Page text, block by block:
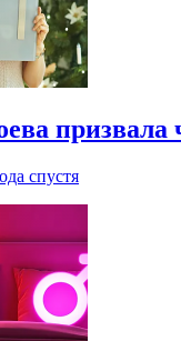
призвала
спустя